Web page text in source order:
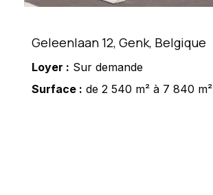
Geleenlaan 12, Genk, Belgique
Loyer : Sur demande
Surface : de 2 540 m² à 7 840 m²